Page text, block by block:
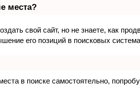
места?
свой сайт, но не знаете, как
его позиций в поисковых
в поиске самостоятельно,